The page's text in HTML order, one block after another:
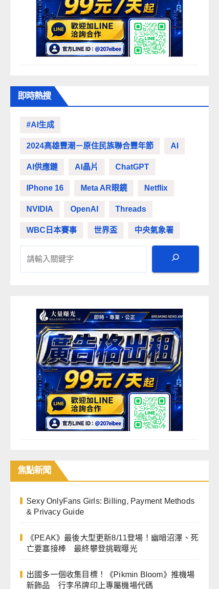
即時熱搜
#AI生成
2024高雄豐潮－原住民族聯合豐年節 AI
AI供應鏈 AI晶片 ChatGPT
IPhone 16 Meta AR眼鏡 Netflix
NVIDIA OpenAI Threads
WBC日本賽事 世界盃 中央氣象署
搜尋
焦點新聞
Sexy OnlyFans Girls: Billing, Payment Methods
& Privacy Guide
《PEAK》最後大型更新8/11登場！幽暗沼澤、死
亡要塞接棒 最終攀登挑戰曝光
出國多一個收集目標！《Pikmin Bloom》推機場
新飾品 行李吊牌印上專屬機場代碼